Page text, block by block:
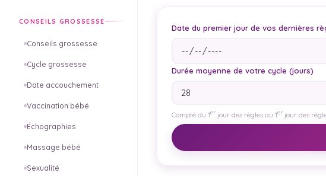
CONSEILS GROSSESSE
Conseils grossesse
Cycle grossesse
Date accouchement
Vaccination bébé
Échographies
Massage bébé
Sexualité
Date du premier jour de vos dernières
Durée moyenne de votre cycle (jours)
Compté du 1er jour des règles au 1er jour des